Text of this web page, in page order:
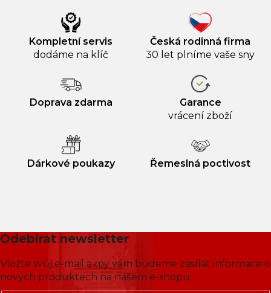
Kompletní servis
dodáme na klíč
Česká rodinná firma
30 let plníme vaše sny
Doprava zdarma
Garance
vrácení zboží
Dárkové poukazy Řemeslná poctivost
Odebírat newsletter
Vložte svůj e-mail a my vám budeme zasílat informace o
nových produktech na našem e-shopu.